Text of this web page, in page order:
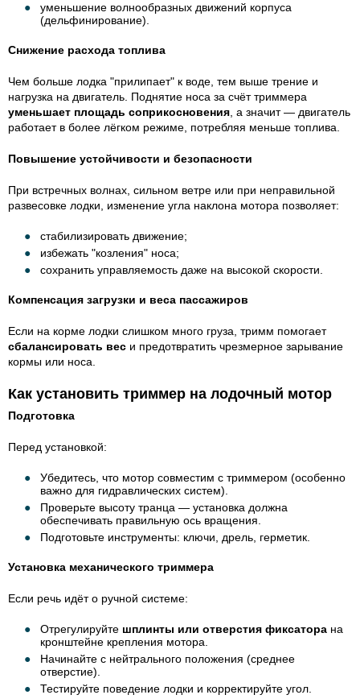
уменьшение волнообразных движений корпуса
(дельфинирование).
Снижение расхода топлива
Чем больше лодка "прилипает" к воде, тем выше трение и
нагрузка на двигатель. Поднятие носа за счёт триммера
уменьшает площадь соприкосновения, а значит — двигатель
работает в более лёгком режиме, потребляя меньше топлива.
Повышение устойчивости и безопасности
При встречных волнах, сильном ветре или при неправильной
развесовке лодки, изменение угла наклона мотора позволяет:
стабилизировать движение;
избежать "козления" носа;
сохранить управляемость даже на высокой скорости.
Компенсация загрузки и веса пассажиров
Если на корме лодки слишком много груза, тримм помогает
сбалансировать вес и предотвратить чрезмерное зарывание
кормы или носа.
Как установить триммер на лодочный мотор
Подготовка
Перед установкой:
Убедитесь, что мотор совместим с триммером (особенно
важно для гидравлических систем).
Проверьте высоту транца — установка должна
обеспечивать правильную ось вращения.
Подготовьте инструменты: ключи, дрель, герметик.
Установка механического триммера
Если речь идёт о ручной системе:
Отрегулируйте шплинты или отверстия фиксатора на
кронштейне крепления мотора.
Начинайте с нейтрального положения (среднее
отверстие).
Тестируйте поведение лодки и корректируйте угол.